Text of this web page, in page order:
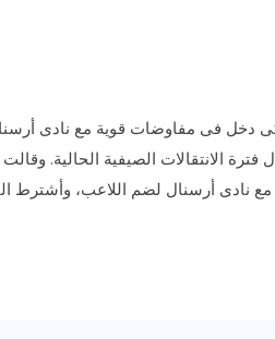
دخل فى مفاوضات قوية مع نادى
الانتقالات الصيفية الحالية. وقالت
نادى أرسنال لضم اللاعب، وأشترط